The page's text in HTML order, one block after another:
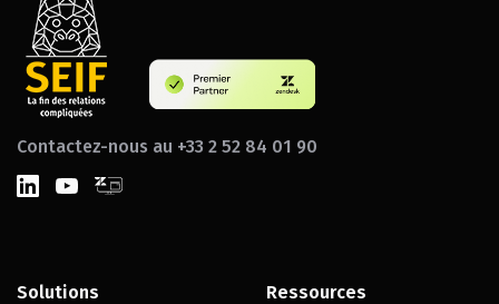
Contactez-nous au +33 2 52 84 01 90
Solutions
Ressources